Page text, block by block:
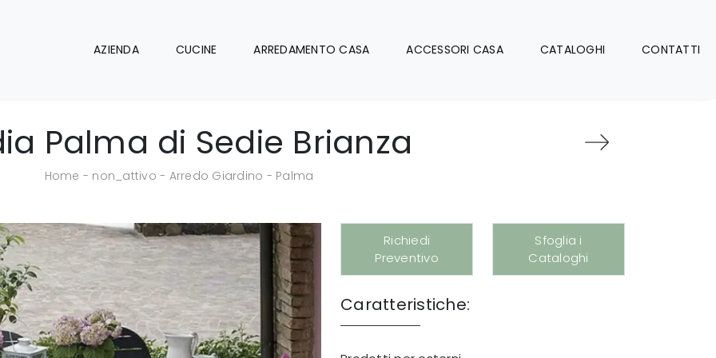
AZIENDA CUCINE ARREDAMENTO CASA ACCESSORI CASA CATALOGHI CONTATTI
Palma di Sedie Brianza
Home - non_attivo - Arredo Giardino - Palma
Richiedi
Preventivo
Sfoglia i
Cataloghi
Caratteristiche: